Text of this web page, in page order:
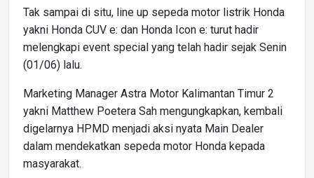
Tak sampai di situ, line up sepeda motor listrik Honda
yakni Honda CUV e: dan Honda Icon e: turut hadir
melengkapi event special yang telah hadir sejak Senin
(01/06) lalu.
Marketing Manager Astra Motor Kalimantan Timur 2
yakni Matthew Poetera Sah mengungkapkan, kembali
digelarnya HPMD menjadi aksi nyata Main Dealer
dalam mendekatkan sepeda motor Honda kepada
masyarakat.